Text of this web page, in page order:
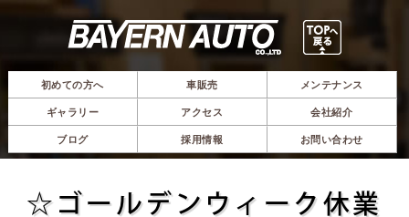
初めての方へ 車販売 メンテナンス
ギャラリー アクセス 会社紹介
ブログ 採用情報 お問い合わせ
☆ゴールデンウィーク休業